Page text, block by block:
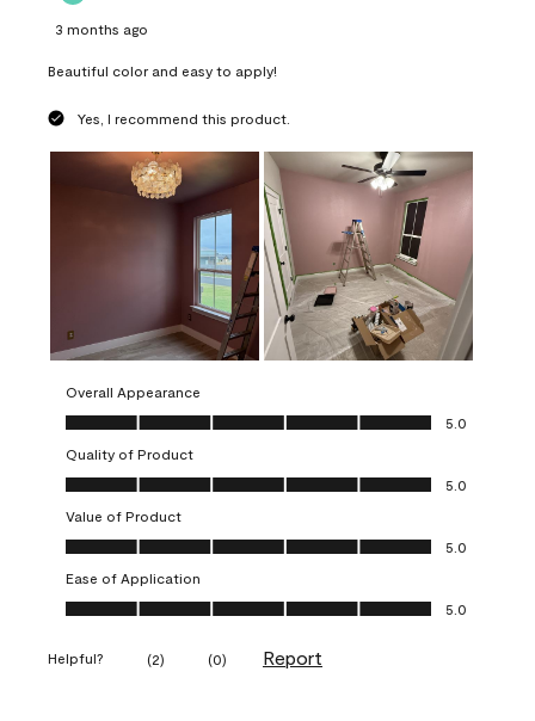
3 months ago
Beautiful color and easy to apply!
Yes, I recommend this product.
Overall Appearance
Overall Appearance, 5.0 out of 5
5.0
Quality of Product
Quality of Product, 5.0 out of 5
5.0
Value of Product
Value of Product, 5.0 out of 5
5.0
Ease of Application
Ease of Application, 5.0 out of 5
5.0
Helpful? (2) (0) Report